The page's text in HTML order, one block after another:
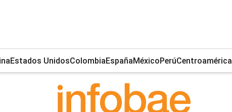
Estados UnidosColombiaEspañaMéxicoPerúCentroamérica